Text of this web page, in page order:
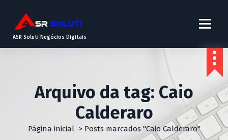
ASR Soluti Negócios Digitais
Arquivo da tag: Caio
Calderaro
Página inicial> Posts marcados "Caio Calderaro"